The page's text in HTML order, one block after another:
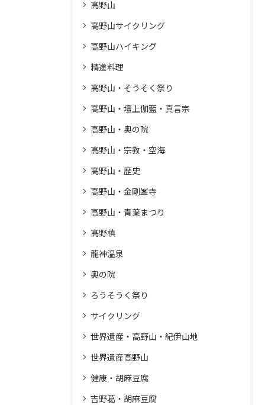
高野山
高野山サイクリング
高野山ハイキング
精進料理
高野山・そうそく祭り
高野山・壇上伽藍・真言宗
高野山・奥の院
高野山・宗教・空海
高野山・歴史
高野山・金剛峯寺
高野山・青葉まつり
高野槙
龍神温泉
奥の院
ろうそうく祭り
サイクリング
世界遺産・高野山・紀伊山地
世界遺産高野山
健康・胡麻豆腐
吉野葛・胡麻豆腐